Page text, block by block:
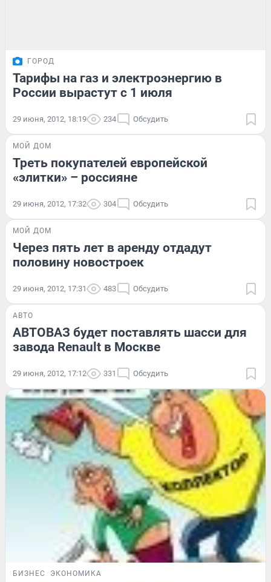
ГОРОД
Тарифы на газ и электроэнергию в
России вырастут с 1 июля
29 июня, 2012, 18:19 234 Обсудить
МОЙ ДОМ
Треть покупателей европейской
«элитки» – россияне
29 июня, 2012, 17:32 304 Обсудить
МОЙ ДОМ
Через пять лет в аренду отдадут
половину новостроек
29 июня, 2012, 17:31 483 Обсудить
АВТО
АВТОВАЗ будет поставлять шасси для
завода Renault в Москве
29 июня, 2012, 17:12 331 Обсудить
БИЗНЕС ЭКОНОМИКА